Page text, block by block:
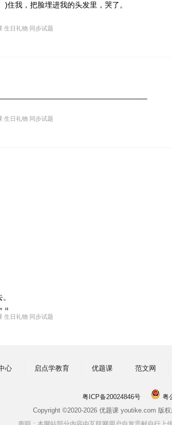
，把脸埋进我的头发里，哭了。
生日礼物 同步试题
生日礼物 同步试题
，
生日礼物 同步试题
心 启点学教育 优题课 范文网
粤ICP备20024846号
粤
Copyright ©2020-2026 优题课 youtike.com 版